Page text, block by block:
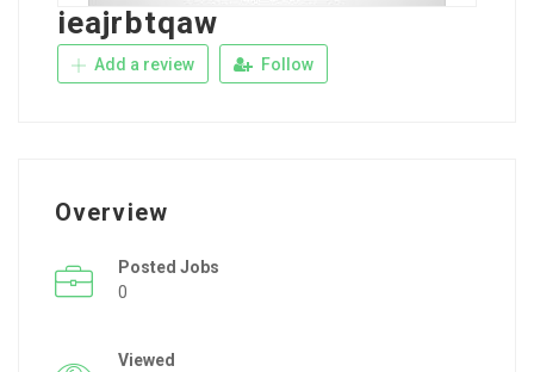
ieajrbtqaw
Add a review Follow
Overview
Posted Jobs
0
Viewed